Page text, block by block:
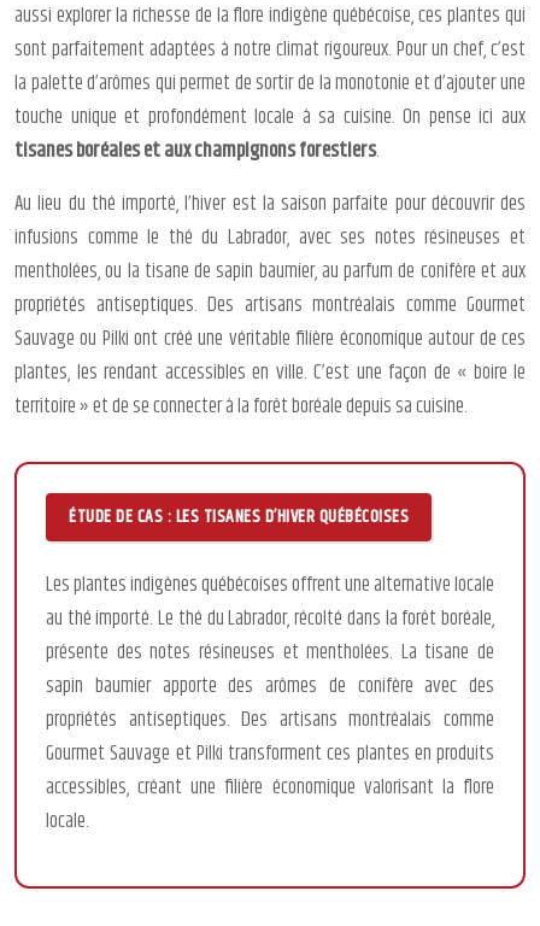
aussi explorer la richesse de la flore indigène québécoise, ces plantes qui
sont parfaitement adaptées à notre climat rigoureux. Pour un chef, c’est
la palette d’arômes qui permet de sortir de la monotonie et d’ajouter une
touche unique et profondément locale à sa cuisine. On pense ici aux
tisanes boréales et aux champignons forestiers.
Au lieu du thé importé, l’hiver est la saison parfaite pour découvrir des
infusions comme le thé du Labrador, avec ses notes résineuses et
mentholées, ou la tisane de sapin baumier, au parfum de conifère et aux
propriétés antiseptiques. Des artisans montréalais comme Gourmet
Sauvage ou Pilki ont créé une véritable filière économique autour de ces
plantes, les rendant accessibles en ville. C’est une façon de « boire le
territoire » et de se connecter à la forêt boréale depuis sa cuisine.
ÉTUDE DE CAS : LES TISANES D’HIVER QUÉBÉCOISES
Les plantes indigènes québécoises offrent une alternative locale
au thé importé. Le thé du Labrador, récolté dans la forêt boréale,
présente des notes résineuses et mentholées. La tisane de
sapin baumier apporte des arômes de conifère avec des
propriétés antiseptiques. Des artisans montréalais comme
Gourmet Sauvage et Pilki transforment ces plantes en produits
accessibles, créant une filière économique valorisant la flore
locale.